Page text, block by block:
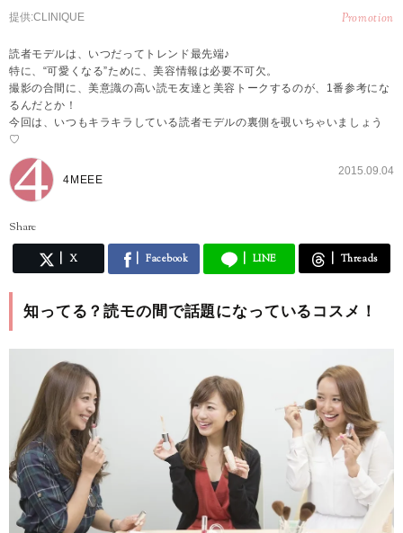
提供:CLINIQUE Promotion
読者モデルは、いつだってトレンド最先端♪
特に、“可愛くなる”ために、美容情報は必要不可欠。
撮影の合間に、美意識の高い読モ友達と美容トークするのが、1番参考にな
るんだとか！
今回は、いつもキラキラしている読者モデルの裏側を覗いちゃいましょう
♡
4MEEE
2015.09.04
Share
X Facebook LINE Threads
知ってる？読モの間で話題になっているコスメ！